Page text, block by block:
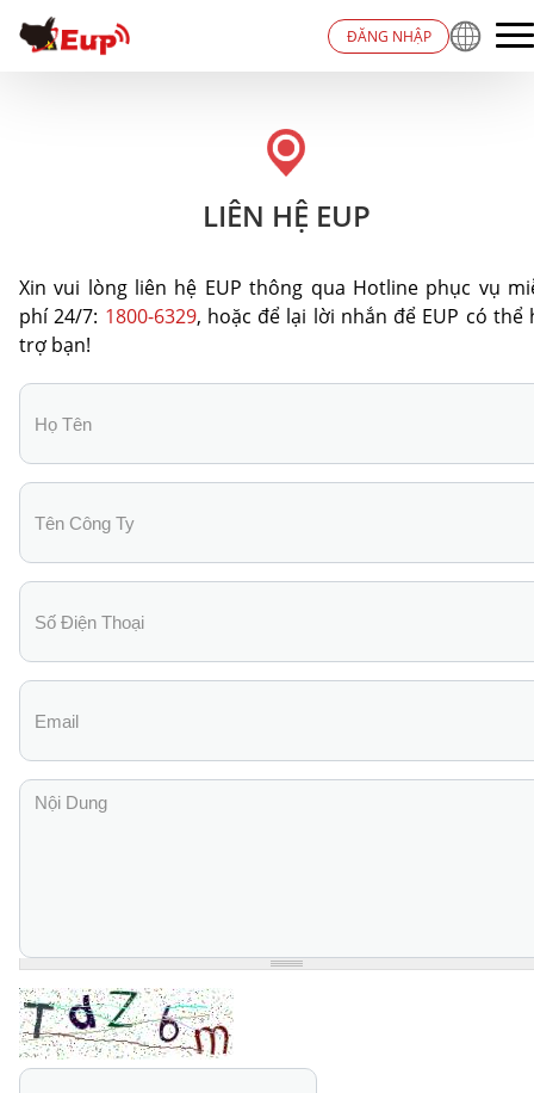
ĐĂNG NHẬP
LIÊN HỆ EUP
Xin vui lòng liên hệ EUP thông qua Hotline phục vụ
phí 24/7: 1800-6329, hoặc để lại lời nhắn để EUP có thể
trợ bạn!